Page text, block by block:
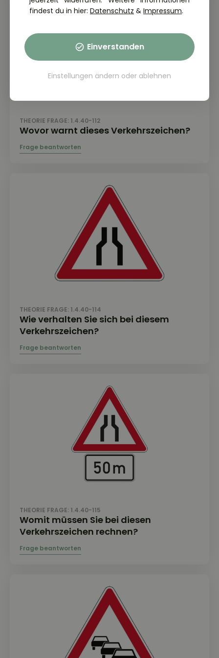
THEORIE FRAGE: 1.4.40-112
Wovor warnt dieses Verkehrszeichen?
THEORIE FRAGE: 1.4.40-114
Wie verhalten Sie sich bei diesem
Verkehrszeichen?
THEORIE FRAGE: 1.4.40-115
Womit müssen Sie bei diesen
Verkehrszeichen rechnen?
findest du in hier: Datenschutz & Impressum.
Einverstanden
Einstellungen ändern oder ablehnen